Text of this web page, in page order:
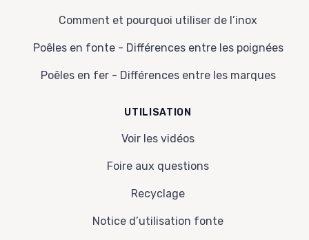
Comment et pourquoi utiliser de l’inox
Poêles en fonte - Différences entre les poignées
Poêles en fer - Différences entre les marques
UTILISATION
Voir les vidéos
Foire aux questions
Recyclage
Notice d’utilisation fonte